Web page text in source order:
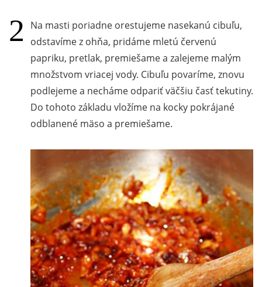
Na masti poriadne orestujeme nasekanú cibuľu,
odstavíme z ohňa, pridáme mletú červenú
papriku, pretlak, premiešame a zalejeme malým
množstvom vriacej vody. Cibuľu povaríme, znovu
podlejeme a necháme odpariť väčšiu časť tekutiny.
Do tohoto základu vložíme na kocky pokrájané
odblanené mäso a premiešame.